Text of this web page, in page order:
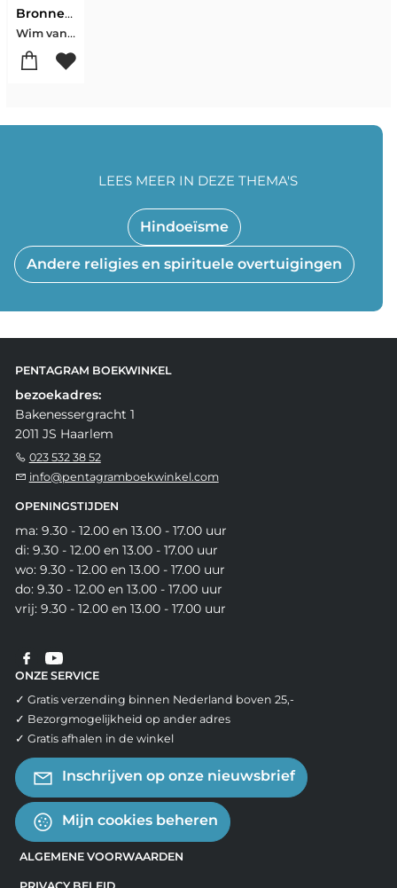
Bronnen van Yoga
Wim van de Laar
Hindoeïsme
Andere religies en spirituele overtuigingen
LEES MEER IN DEZE THEMA'S
PENTAGRAM BOEKWINKEL
bezoekadres:
Bakenessergracht 1
2011 JS Haarlem
023 532 38 52
info@pentagramboekwinkel.com
OPENINGSTIJDEN
ma: 9.30 - 12.00 en 13.00 - 17.00 uur
di: 9.30 - 12.00 en 13.00 - 17.00 uur
wo: 9.30 - 12.00 en 13.00 - 17.00 uur
do: 9.30 - 12.00 en 13.00 - 17.00 uur
vrij: 9.30 - 12.00 en 13.00 - 17.00 uur
ONZE SERVICE
✓ Gratis verzending binnen Nederland boven 25,-
✓ Bezorgmogelijkheid op ander adres
✓ Gratis afhalen in de winkel
Inschrijven op onze nieuwsbrief
Mijn cookies beheren
ALGEMENE VOORWAARDEN